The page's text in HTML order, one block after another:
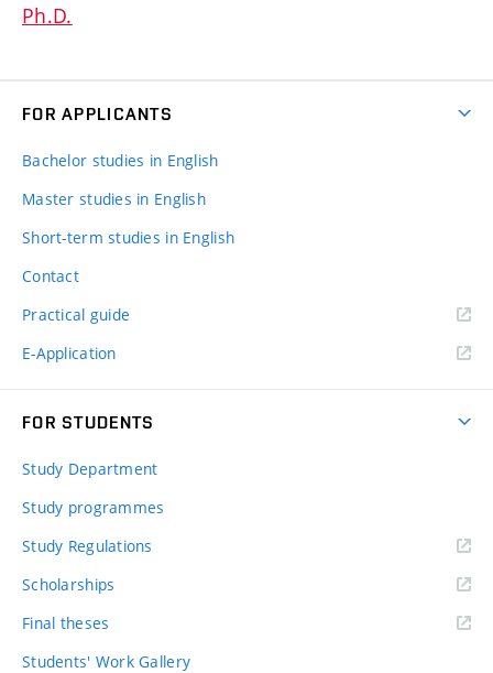
Ph.D.
FOR APPLICANTS
Bachelor studies in English
Master studies in English
Short-term studies in English
Contact
Practical guide
E-Application
FOR STUDENTS
Study Department
Study programmes
Study Regulations
Scholarships
Final theses
Students' Work Gallery